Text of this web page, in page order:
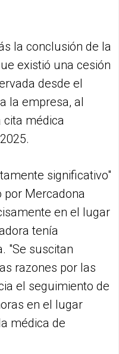
la conclusión de la
existió una cesión
desde el
la empresa, al
cita médica
significativo"
por Mercadona
en el lugar
tenía
"Se suscitan
razones por las
el seguimiento de
en el lugar
médica de